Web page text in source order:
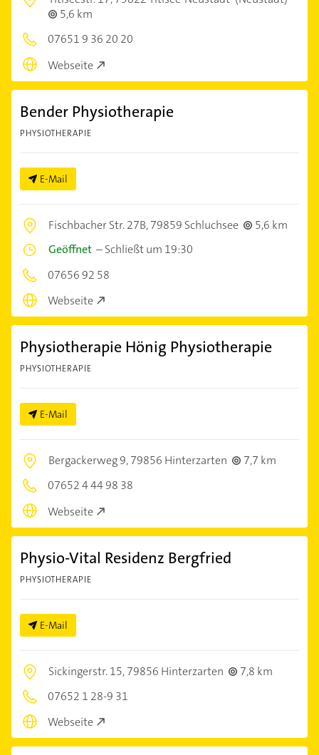
5,6 km
07651 9 36 20 20
Webseite
Bender Physiotherapie
PHYSIOTHERAPIE
E-Mail
Fischbacher Str. 27B,79859 Schluchsee
5,6 km
Geöffnet –Schließt um 19:30
07656 92 58
Webseite
Physiotherapie Hönig Physiotherapie
PHYSIOTHERAPIE
E-Mail
Bergackerweg 9,79856 Hinterzarten
7,7 km
07652 4 44 98 38
Webseite
Physio-Vital Residenz Bergfried
PHYSIOTHERAPIE
E-Mail
Sickingerstr. 15,79856 Hinterzarten
7,8 km
07652 1 28-9 31
Webseite